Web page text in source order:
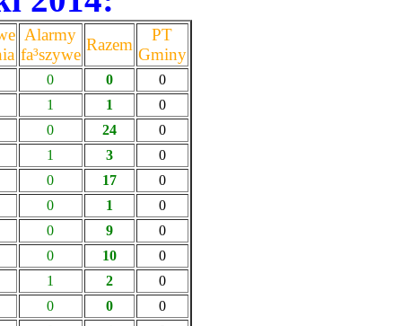
Alarmy
fa³szywe
Razem
PT
Gminy
0 0
0
1
1
0
0
24
0
1
3
0
0
17
0
0
1
0
0
9
0
0
10
0
1
2
0
0
0
0